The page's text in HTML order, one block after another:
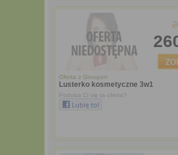
Oferta z Groupon
Lusterko kosmetyczne 3w1
Podoba Ci się ta oferta?